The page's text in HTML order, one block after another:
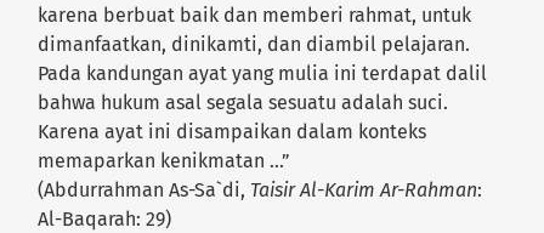
karena berbuat baik dan memberi rahmat, untuk
dimanfaatkan, dinikamti, dan diambil pelajaran.
Pada kandungan ayat yang mulia ini terdapat dalil
bahwa hukum asal segala sesuatu adalah suci.
Karena ayat ini disampaikan dalam konteks
memaparkan kenikmatan …”
(Abdurrahman As-Sa`di, Taisir Al-Karim Ar-Rahman:
Al-Baqarah: 29)